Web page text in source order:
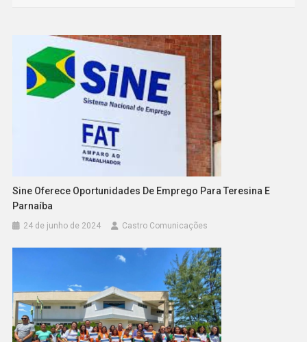
Sine Oferece Oportunidades De Emprego Para Teresina E
Parnaíba
24 de junho de 2024 Castro Comunicações